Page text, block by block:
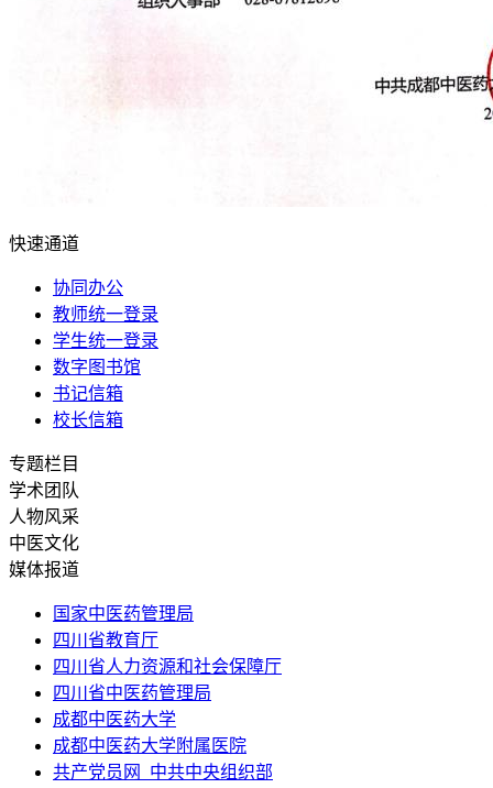
快速通道
协同办公
教师统一登录
学生统一登录
数字图书馆
书记信箱
校长信箱
专题栏目
学术团队
人物风采
中医文化
媒体报道
国家中医药管理局
四川省教育厅
四川省人力资源和社会保障厅
四川省中医药管理局
成都中医药大学
成都中医药大学附属医院
共产党员网_中共中央组织部